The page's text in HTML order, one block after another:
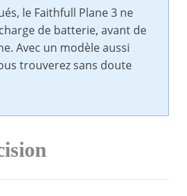
le Faithfull Plane 3 ne
de batterie, avant de
Avec un modèle aussi
trouverez sans doute